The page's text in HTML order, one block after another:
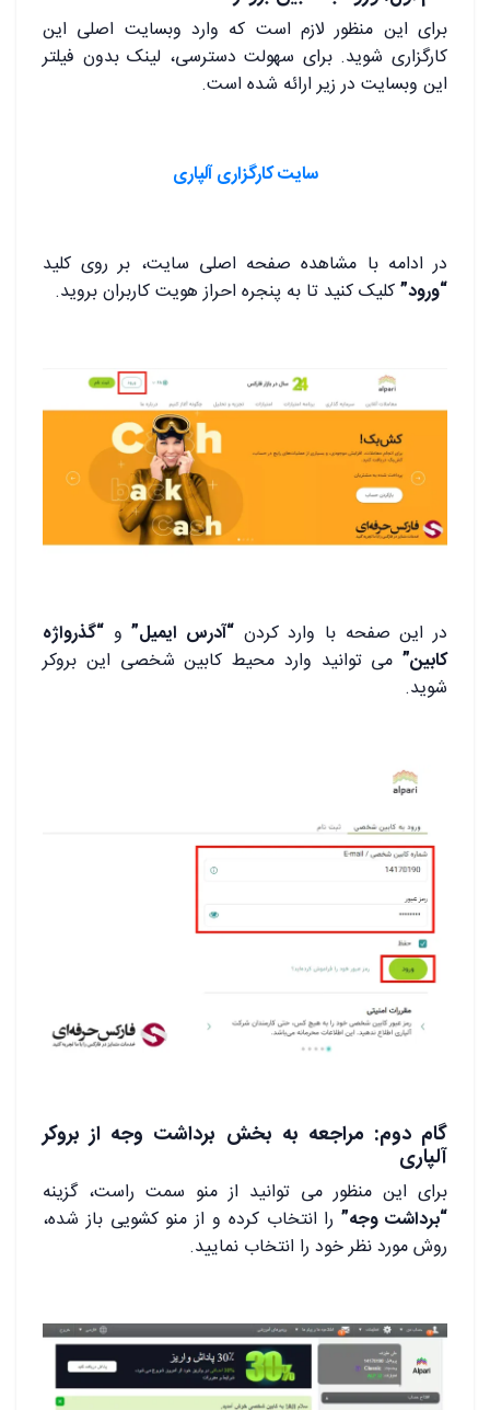
برای این منظور لازم است که وارد وبسایت اصلی این
کارگزاری شوید. برای سهولت دسترسی، لینک بدون فیلتر
این وبسایت در زیر ارائه شده است.
سایت کارگزاری آلپاری
در ادامه با مشاهده صفحه اصلی سایت، بر روی کلید
“ورود”کلیک کنید تا به پنجره احراز هویت کاربران بروید.
در این صفحه با وارد کردن “آدرس ایمیل”و “گذرواژه
کابین” می توانید وارد محیط کابین شخصی این بروکر
شوید.
گام دوم: مراجعه به بخش برداشت وجه از بروکر
آلپاری
برای این منظور می توانید از منو سمت راست، گزینه
“برداشت وجه”را انتخاب کرده و از منو کشویی باز شده،
روش مورد نظر خود را انتخاب نمایید.